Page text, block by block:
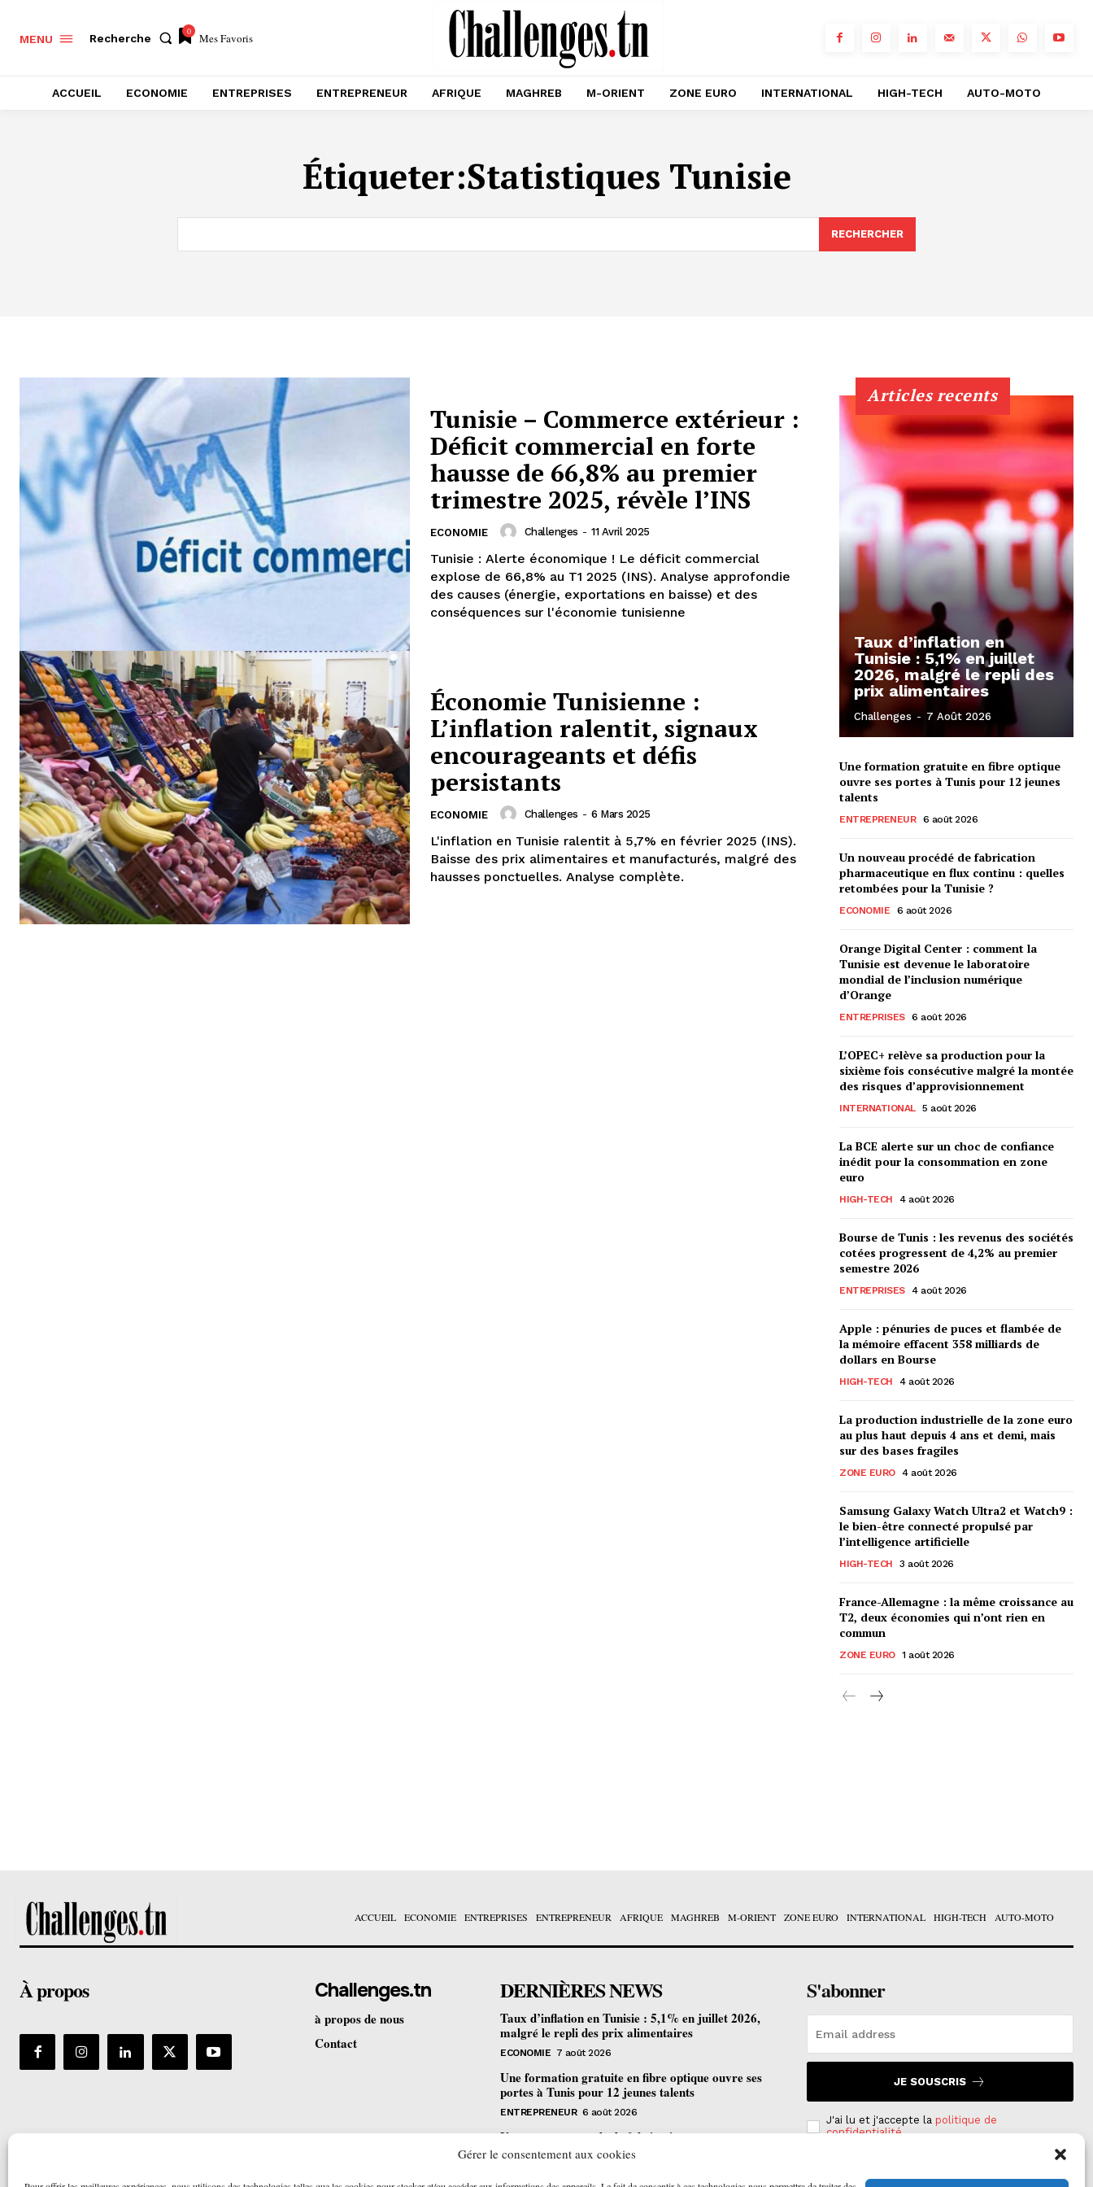
Gérer le consentement aux cookies
MENU Recherche
0 Mes Favoris
ACCUEIL ECONOMIE ENTREPRISES ENTREPRENEUR AFRIQUE MAGHREB M-ORIENT ZONE EURO INTERNATIONAL HIGH-TECH AUTO-MOTO
Étiqueter:Statistiques Tunisie
RECHERCHER
Tunisie – Commerce extérieur :
Déficit commercial en forte
hausse de 66,8% au premier
trimestre 2025, révèle l’INS
ECONOMIE Challenges - 11 Avril 2025
Tunisie : Alerte économique ! Le déficit commercial
explose de 66,8% au T1 2025 (INS). Analyse approfondie
des causes (énergie, exportations en baisse) et des
conséquences sur l'économie tunisienne
Économie Tunisienne :
L’inflation ralentit, signaux
encourageants et défis
persistants
ECONOMIE Challenges - 6 Mars 2025
L'inflation en Tunisie ralentit à 5,7% en février 2025 (INS).
Baisse des prix alimentaires et manufacturés, malgré des
hausses ponctuelles. Analyse complète.
Articles recents
Taux d’inflation en
Tunisie : 5,1% en juillet
2026, malgré le repli des
prix alimentaires
Challenges - 7 Août 2026
Une formation gratuite en fibre optique
ouvre ses portes à Tunis pour 12 jeunes
talents
ENTREPRENEUR 6 août 2026
Un nouveau procédé de fabrication
pharmaceutique en flux continu : quelles
retombées pour la Tunisie ?
ECONOMIE 6 août 2026
Orange Digital Center : comment la
Tunisie est devenue le laboratoire
mondial de l’inclusion numérique
d’Orange
ENTREPRISES 6 août 2026
L’OPEC+ relève sa production pour la
sixième fois consécutive malgré la montée
des risques d’approvisionnement
INTERNATIONAL 5 août 2026
La BCE alerte sur un choc de confiance
inédit pour la consommation en zone
euro
HIGH-TECH 4 août 2026
Bourse de Tunis : les revenus des sociétés
cotées progressent de 4,2% au premier
semestre 2026
ENTREPRISES 4 août 2026
Apple : pénuries de puces et flambée de
la mémoire effacent 358 milliards de
dollars en Bourse
HIGH-TECH 4 août 2026
La production industrielle de la zone euro
au plus haut depuis 4 ans et demi, mais
sur des bases fragiles
ZONE EURO 4 août 2026
Samsung Galaxy Watch Ultra2 et Watch9 :
le bien-être connecté propulsé par
l’intelligence artificielle
HIGH-TECH 3 août 2026
France-Allemagne : la même croissance au
T2, deux économies qui n’ont rien en
commun
ZONE EURO 1 août 2026
ACCUEIL ECONOMIE ENTREPRISES ENTREPRENEUR AFRIQUE MAGHREB M-ORIENT ZONE EURO INTERNATIONAL HIGH-TECH AUTO-MOTO
À propos Challenges.tn
à propos de nous
Contact
DERNIÈRES NEWS
Taux d’inflation en Tunisie : 5,1% en juillet 2026,
malgré le repli des prix alimentaires
ECONOMIE 7 août 2026
Une formation gratuite en fibre optique ouvre ses
portes à Tunis pour 12 jeunes talents
ENTREPRENEUR 6 août 2026
Un nouveau procédé de fabrication
pharmaceutique en flux continu : quelles
S'abonner
JE SOUSCRIS
J'ai lu et j'accepte la politique de
confidentialité.